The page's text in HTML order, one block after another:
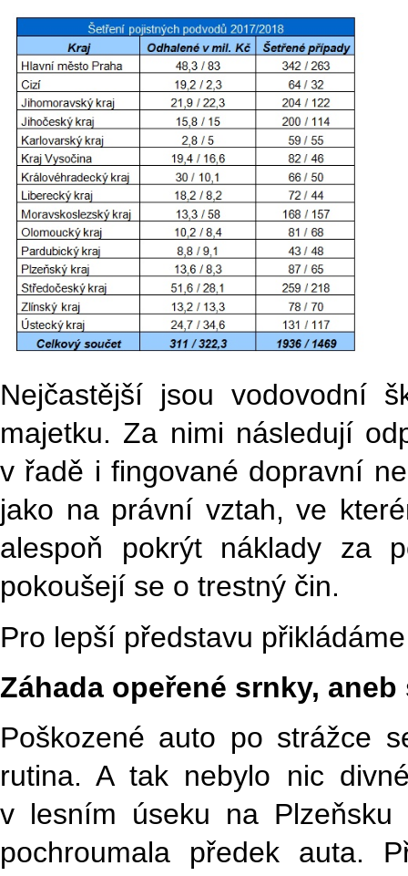
Nejčastější jsou vodovodní
majetku. Za nimi následují
v řadě i fingované dopravní
jako na právní vztah, ve
alespoň pokrýt náklady za
pokoušejí se o trestný čin.
Pro lepší představu
Záhada opeřené srnky,
Poškozené auto po strážce
rutina. A tak nebylo nic
v lesním úseku na
pochroumala předek auta.